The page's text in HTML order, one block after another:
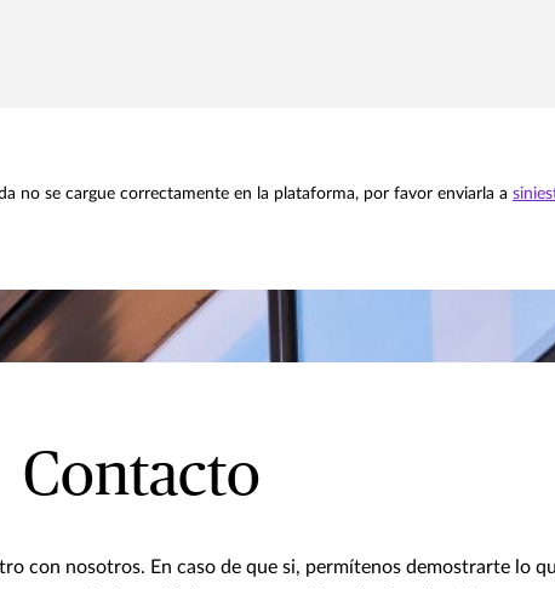
no se cargue correctamente en la plataforma, por favor enviarla a
Contacto
con nosotros. En caso de que si, permítenos demostrarte lo